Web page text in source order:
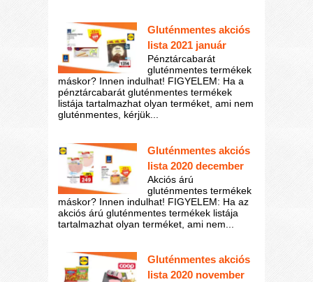
Gluténmentes akciós
lista 2021 január
Pénztárcabarát
gluténmentes termékek
máskor? Innen indulhat! FIGYELEM: Ha a
pénztárcabarát gluténmentes termékek
listája tartalmazhat olyan terméket, ami nem
gluténmentes, kérjük...
Gluténmentes akciós
lista 2020 december
Akciós árú
gluténmentes termékek
máskor? Innen indulhat! FIGYELEM: Ha az
akciós árú gluténmentes termékek listája
tartalmazhat olyan terméket, ami nem...
Gluténmentes akciós
lista 2020 november